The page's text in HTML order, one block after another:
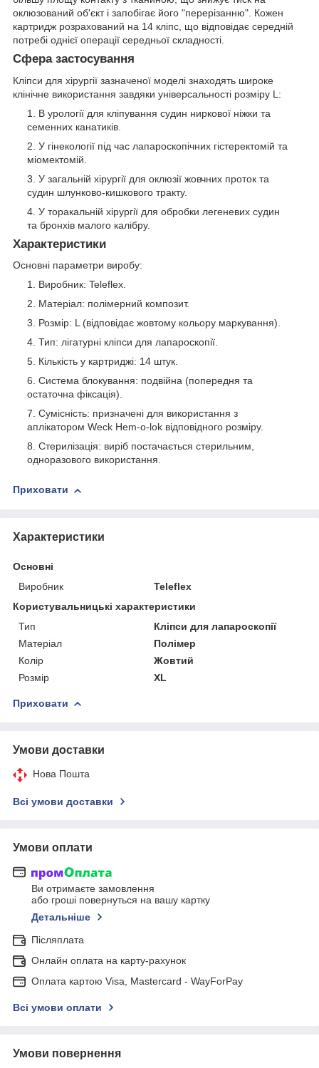
оклюзований об'єкт і запобігає його "перерізанню". Кожен
картридж розрахований на 14 кліпс, що відповідає середній
потребі однієї операції середньої складності.
Сфера застосування
Кліпси для хірургії зазначеної моделі знаходять широке
клінічне використання завдяки універсальності розміру L:
В урології для кліпування судин ниркової ніжки та
семенних канатиків.
У гінекології під час лапароскопічних гістеректомій та
міомектомій.
У загальній хірургії для оклюзії жовчних проток та
судин шлунково-кишкового тракту.
У торакальній хірургії для обробки легеневих судин
та бронхів малого калібру.
Характеристики
Основні параметри виробу:
Виробник: Teleflex.
Матеріал: полімерний композит.
Розмір: L (відповідає жовтому кольору маркування).
Тип: лігатурні кліпси для лапароскопії.
Кількість у картриджі: 14 штук.
Система блокування: подвійна (попередня та
остаточна фіксація).
Сумісність: призначені для використання з
аплікатором Weck Hem-o-lok відповідного розміру.
Стерилізація: виріб постачається стерильним,
одноразового використання.
Приховати
Характеристики
Основні
Виробник
Teleflex
Користувальницькі характеристики
Тип
Кліпси для лапароскопії
Матеріал
Полімер
Колір
Жовтий
Розмір
XL
Приховати
Умови доставки
Нова Пошта
Всі умови доставки
Умови оплати
Ви отримаєте замовлення
або гроші повернуться на вашу картку
Детальніше
Післяплата
Онлайн оплата на карту-рахунок
Оплата картою Visa, Mastercard - WayForPay
Всі умови оплати
Умови повернення